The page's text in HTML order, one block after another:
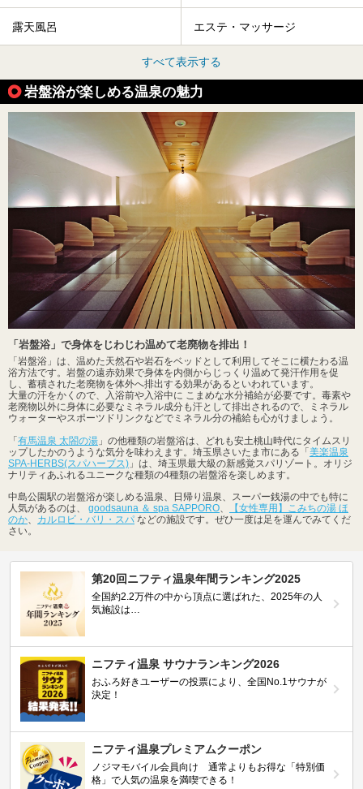
露天風呂 エステ・マッサージ
すべて表示する
岩盤浴が楽しめる温泉の魅力
「岩盤浴」で身体をじわじわ温めて老廃物を排出！
「岩盤浴」は、温めた天然石や岩石をベッドとして利用してそこに横たわる温
浴方法です。岩盤の遠赤効果で身体を内側からじっくり温めて発汗作用を促
し、蓄積された老廃物を体外へ排出する効果があるといわれています。
大量の汗をかくので、入浴前や入浴中に こまめな水分補給が必要です。毒素や
老廃物以外に身体に必要なミネラル成分も汗として排出されるので、ミネラル
ウォーターやスポーツドリンクなどでミネラル分の補給も心がけましょう。
「 有馬温泉 太閤の湯 」の他種類の岩盤浴は、どれも安土桃山時代にタイムスリ
ップしたかのうような気分を味わえます。埼玉県さいたま市にある「 美楽温泉
SPA-HERBS(スパハーブス) 」は、埼玉県最大級の新感覚スパリゾート。オリジ
ナリティあふれるユニークな種類の4種類の岩盤浴を楽しめます。
中島公園駅の岩盤浴が楽しめる温泉、日帰り温泉、スーパー銭湯の中でも特に
人気があるのは、 goodsauna ＆ spa SAPPORO、
【女性専用】こみちの湯 ほ
のか、 カルロビ・バリ・スパ などの施設です。ぜひ一度は足を運んでみてくだ
さい。
第20回ニフティ温泉年間ランキング2025
全国約2.2万件の中から頂点に選ばれた、2025年の人
気施設は…
ニフティ温泉 サウナランキング2026
おふろ好きユーザーの投票により、全国No.1サウナが
決定！
ニフティ温泉プレミアムクーポン
ノジマモバイル会員向け 通常よりもお得な「特別価
格」で人気の温泉を満喫できる！